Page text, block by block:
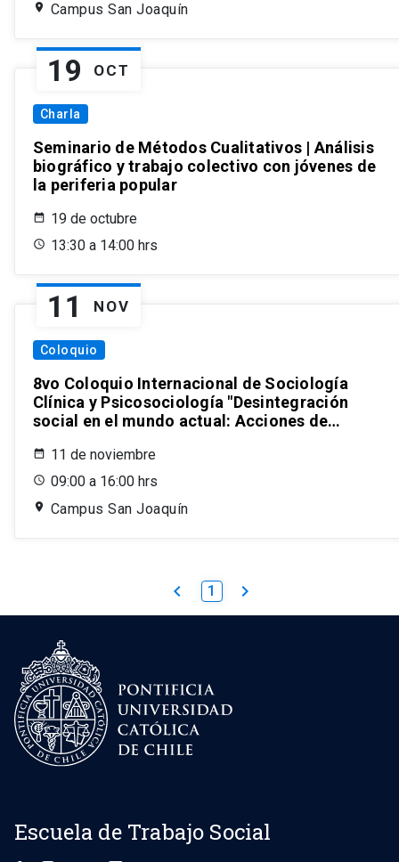
Campus San Joaquín
Charla
Seminario de Métodos Cualitativos | Análisis
biográfico y trabajo colectivo con jóvenes de
la periferia popular
19 OCT
19 de octubre
13:30 a 14:00 hrs
Coloquio
8vo Coloquio Internacional de Sociología
Clínica y Psicosociología "Desintegración
social en el mundo actual: Acciones de
11 NOV
11 de noviembre
09:00 a 16:00 hrs
Campus San Joaquín
keyboard_arrow_left 1 keyboard_arrow_right
Escuela de Trabajo Social